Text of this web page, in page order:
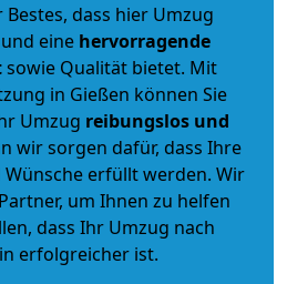
dass hier Umzug
und eine hervorragende
sowie Qualität bietet. Mit
in Gießen können Sie
Umzug reibungslos und
wir sorgen dafür, dass Ihre
erfüllt werden. Wir
um Ihnen zu helfen
dass Ihr Umzug nach
erfolgreicher ist.